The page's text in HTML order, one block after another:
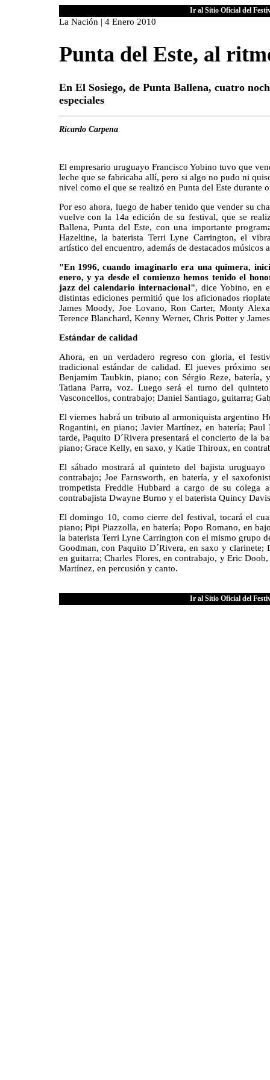
Ir al Sitio Oficial del
La Nación | 4 Enero 2010
Punta del Este, al
En El Sosiego, de Punta Ballena, cuatro
especiales
Ricardo Carpena
El empresario uruguayo Francisco Yobino tuvo que
leche que se fabricaba allí, pero si algo no pudo ni
nivel como el que se realizó en Punta del Este durante
Por eso ahora, luego de haber tenido que vender su
vuelve con la 14a edición de su festival, que se
Ballena, Punta del Este, con una importante
Hazeltine, la baterista Terri Lyne Carrington, el
artístico del encuentro, además de destacados músicos
"En 1996, cuando imaginarlo era una quimera,
enero, y ya desde el comienzo hemos tenido el
jazz del calendario internacional", dice Yobino, en
distintas ediciones permitió que los aficionados
James Moody, Joe Lovano, Ron Carter, Monty
Terence Blanchard, Kenny Werner, Chris Potter y
Estándar de calidad
Ahora, en un verdadero regreso con gloria, el
tradicional estándar de calidad. El jueves próximo
Benjamim Taubkin, piano; con Sérgio Reze, batería,
Tatiana Parra, voz. Luego será el turno del
Vasconcellos, contrabajo; Daniel Santiago, guitarra;
El viernes habrá un tributo al armoniquista argentino
Rogantini, en piano; Javier Martínez, en batería;
tarde, Paquito D´Rivera presentará el concierto de la
piano; Grace Kelly, en saxo, y Katie Thiroux, en
El sábado mostrará al quinteto del bajista
contrabajo; Joe Farnsworth, en batería, y el
trompetista Freddie Hubbard a cargo de su
contrabajista Dwayne Burno y el baterista Quincy
El domingo 10, como cierre del festival, tocará el
piano; Pipi Piazzolla, en batería; Popo Romano, en
la baterista Terri Lyne Carrington con el mismo grupo
Goodman, con Paquito D´Rivera, en saxo y
en guitarra; Charles Flores, en contrabajo, y Eric
Martínez, en percusión y canto.
Ir al Sitio Oficial del